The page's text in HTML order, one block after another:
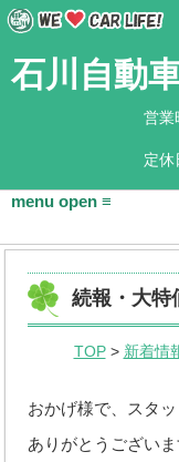
石川自動
営
土
定
会社概要
基本情報
アクセス
石川企業グループ
続報・大特
TOP> 新着情
おかげ様で、スタ
ありがとうございま